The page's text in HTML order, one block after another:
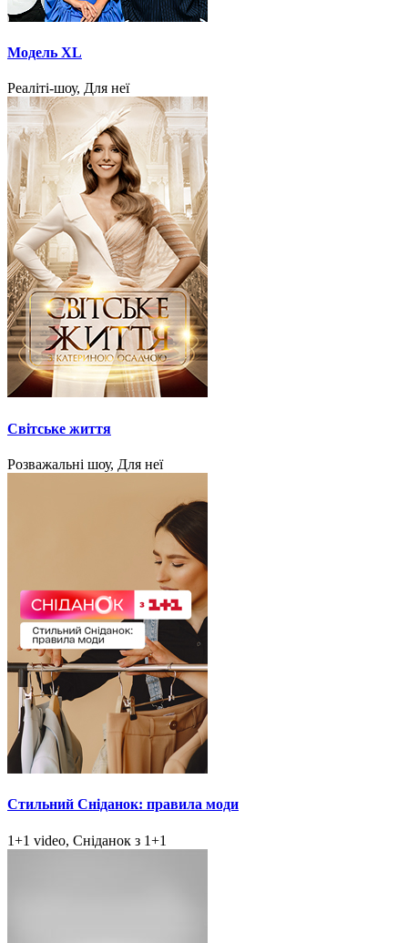
Модель XL
Реаліті-шоу, Для неї
Світське життя
Розважальні шоу, Для неї
Стильний Сніданок: правила моди
1+1 video, Сніданок з 1+1